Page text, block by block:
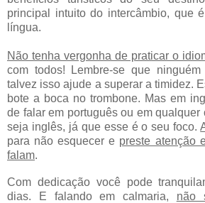
principal intuito do intercâmbio, que
língua.
Não tenha vergonha de praticar o
com todos! Lembre-se que
talvez isso ajude a superar a timidez.
bote a boca no trombone. Mas em
de falar em português ou em qualquer
seja inglês, já que esse é o seu foco.
para não esquecer e preste atenção
falam.
Com dedicação você pode
dias. E falando em calmaria, não